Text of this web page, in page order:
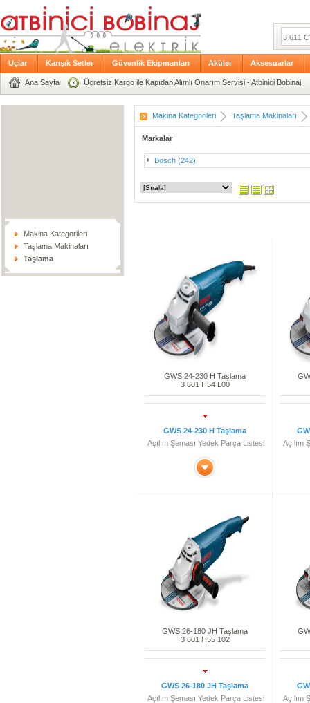
Uçlar Karışık Setler Güvenlik Ekipmanları Aküler Aksesuarlar
Ana Sayfa Ücretsiz Kargo ile Kapıdan Alımlı Onarım Servisi - Atbinici Bobinaj
Makina Kategorileri
Taşlama Makinaları
Taşlama
Makina Kategorileri Taşlama Makinaları
Markalar
Bosch (242)
GWS 24-230 H Taşlama
3 601 H54 L00
GWS 24-230 H Taşlama
Açılım Şeması Yedek Parça Listesi
Açılım
GWS 26-180 JH Taşlama
3 601 H55 102
GWS 26-180 JH Taşlama
Açılım Şeması Yedek Parça Listesi
Açılım